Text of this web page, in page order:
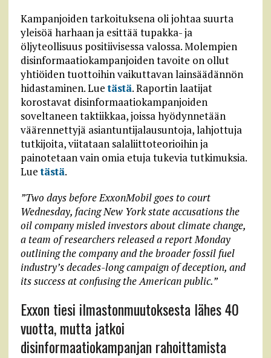
Kampanjoiden tarkoituksena oli johtaa suurta
yleisöä harhaan ja esittää tupakka- ja
öljyteollisuus positiivisessa valossa. Molempien
disinformaatiokampanjoiden tavoite on ollut
yhtiöiden tuottoihin vaikuttavan lainsäädännön
hidastaminen. Luetästä. Raportin laatijat
korostavat disinformaatiokampanjoiden
soveltaneen taktiikkaa, joissa hyödynnetään
väärennettyjä asiantuntijalausuntoja, lahjottuja
tutkijoita, viitataan salaliittoteorioihin ja
painotetaan vain omia etuja tukevia tutkimuksia.
Luetästä.
”Two days before ExxonMobil goes to court
Wednesday, facing New York state accusations the
oil company misled investors about climate change,
a team of researchers released a report Monday
outlining the company and the broader fossil fuel
industry’s decades-long campaign of deception, and
its success at confusing the American public.”
Exxon tiesi ilmastonmuutoksesta lähes 40
vuotta, mutta jatkoi
disinformaatiokampanjan rahoittamista